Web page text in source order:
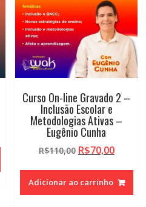
Curso On-line Gravado 2 –
Inclusão Escolar e
Metodologias Ativas –
Eugênio Cunha
R$110,00 O
original
era:
R$70,00O
atual
é:
Adicionar ao carrinho